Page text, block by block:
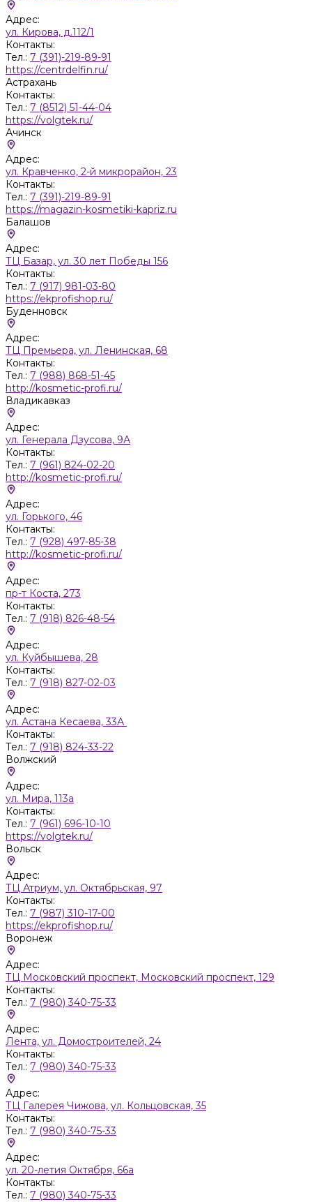
Адрес:
ул. Кирова, д.112/1
Контакты:
Тел.: 7 (391)-219-89-91
https://centrdelfin.ru/
Астрахань
Контакты:
Тел.: 7 (8512) 51-44-04
https://volgtek.ru/
Ачинск
Адрес:
ул. Кравченко, 2-й микрорайон, 23
Контакты:
Тел.: 7 (391)-219-89-91
https://magazin-kosmetiki-kapriz.ru
Балашов
Адрес:
ТЦ Базар, ул. 30 лет Победы 156
Контакты:
Тел.: 7 (917) 981-03-80
https://ekprofishop.ru/
Буденновск
Адрес:
ТЦ Премьера, ул. Ленинская, 68
Контакты:
Тел.: 7 (988) 868-51-45
http://kosmetic-profi.ru/
Владикавказ
Адрес:
ул. Генерала Дзусова, 9А
Контакты:
Тел.: 7 (961) 824-02-20
http://kosmetic-profi.ru/
Адрес:
ул. Горького, 46
Контакты:
Тел.: 7 (928) 497-85-38
http://kosmetic-profi.ru/
Адрес:
пр-т Коста, 273
Контакты:
Тел.: 7 (918) 826-48-54
Адрес:
ул. Куйбышева, 28
Контакты:
Тел.: 7 (918) 827-02-03
Адрес:
ул. Астана Кесаева, 33А
Контакты:
Тел.: 7 (918) 824-33-22
Волжский
Адрес:
ул. Мира, 113а
Контакты:
Тел.: 7 (961) 696-10-10
https://volgtek.ru/
Вольск
Адрес:
ТЦ Атриум, ул. Октябрьская, 97
Контакты:
Тел.: 7 (987) 310-17-00
https://ekprofishop.ru/
Воронеж
Адрес:
ТЦ Московский проспект, Московский проспект, 129
Контакты:
Тел.: 7 (980) 340-75-33
Адрес:
Лента, ул. Домостроителей, 24
Контакты:
Тел.: 7 (980) 340-75-33
Адрес:
ТЦ Галерея Чижова, ул. Кольцовская, 35
Контакты:
Тел.: 7 (980) 340-75-33
Адрес:
ул. 20-летия Октября, 66а
Контакты:
Тел.: 7 (980) 340-75-33